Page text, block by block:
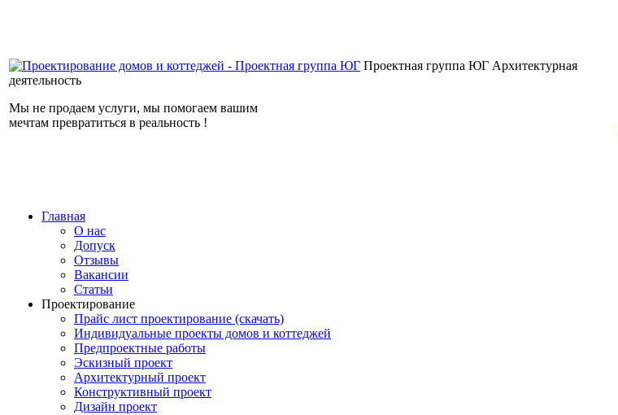
Проектная группа ЮГ Архитектурная
деятельность
Мы не продаем услуги, мы помогаем вашим
мечтам превратиться в реальность !
Главная
О нас
Допуск
Отзывы
Вакансии
Статьи
Проектирование
Прайс лист проектирование (скачать)
Индивидуальные проекты домов и коттеджей
Предпроектные работы
Эскизный проект
Архитектурный проект
Конструктивный проект
Дизайн проект